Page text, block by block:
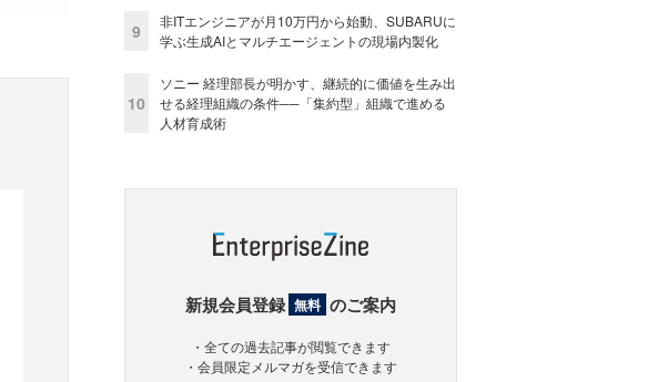
9
非ITエンジニアが月10万円から始動、SUBARUに
学ぶ生成AIとマルチエージェントの現場内製化
10
ソニー 経理部長が明かす、継続的に価値を生み出
せる経理組織の条件──「集約型」組織で進める
人材育成術
新規会員登録 無料 のご案内
・全ての過去記事が閲覧できます
・会員限定メルマガを受信できます